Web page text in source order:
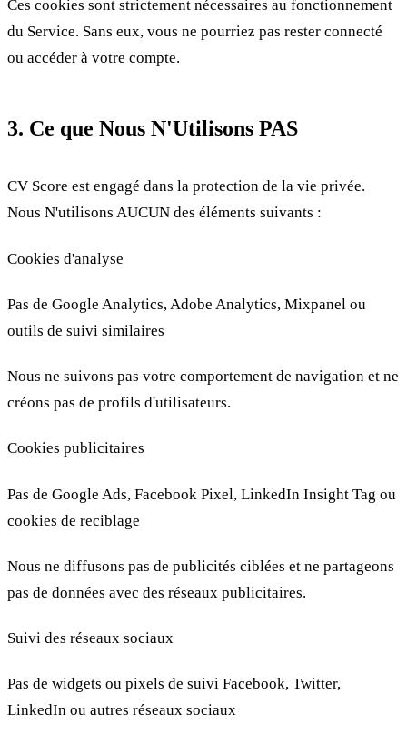
Ces cookies sont strictement nécessaires au fonctionnement
du Service. Sans eux, vous ne pourriez pas rester connecté
ou accéder à votre compte.
3. Ce que Nous N'Utilisons PAS
CV Score est engagé dans la protection de la vie privée.
Nous N'utilisons AUCUN des éléments suivants :
Cookies d'analyse
Pas de Google Analytics, Adobe Analytics, Mixpanel ou
outils de suivi similaires
Nous ne suivons pas votre comportement de navigation et ne
créons pas de profils d'utilisateurs.
Cookies publicitaires
Pas de Google Ads, Facebook Pixel, LinkedIn Insight Tag ou
cookies de reciblage
Nous ne diffusons pas de publicités ciblées et ne partageons
pas de données avec des réseaux publicitaires.
Suivi des réseaux sociaux
Pas de widgets ou pixels de suivi Facebook, Twitter,
LinkedIn ou autres réseaux sociaux